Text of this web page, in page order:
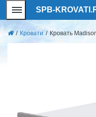
SPB-
/ Кровати / Кровать